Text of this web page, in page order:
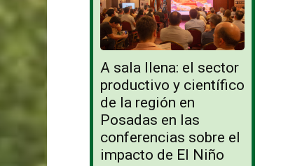
A sala llena: el sector
productivo y científico
de la región en
Posadas en las
conferencias sobre el
impacto de El Niño